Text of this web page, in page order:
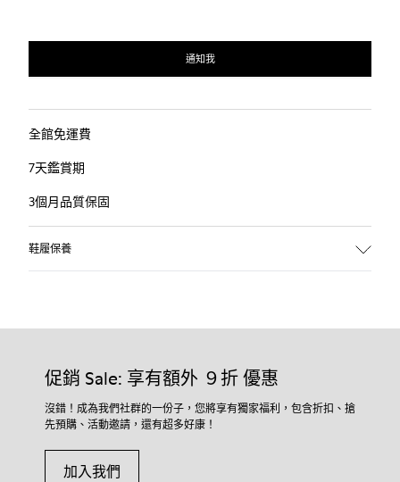
通知我
全館免運費
7天鑑賞期
3個月品質保固
鞋履保養
促銷 Sale: 享有額外 ９折 優惠
沒錯！成為我們社群的一份子，您將享有獨家福利，包含折扣、搶
先預購、活動邀請，還有超多好康！
加入我們